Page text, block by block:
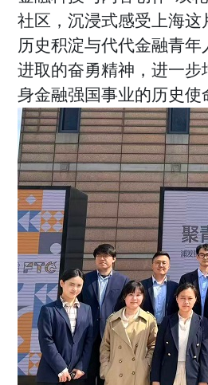
社区，沉浸式感受上海这
历史积淀与代代金融青
进取的奋勇精神，进一步
身金融强国事业的历史使